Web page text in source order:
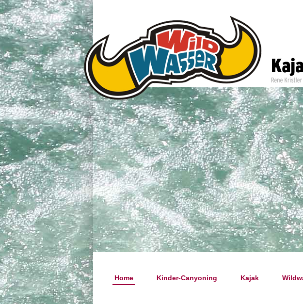
Home Kinder-Canyoning Kajak